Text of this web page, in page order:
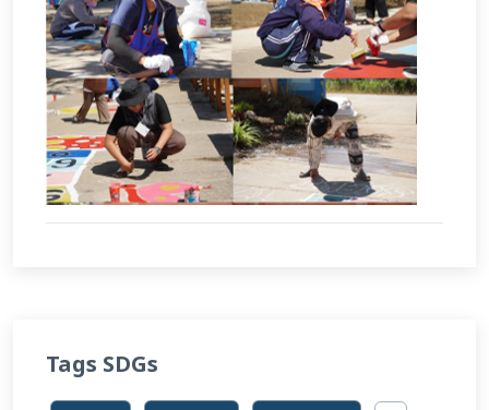
Tags SDGs